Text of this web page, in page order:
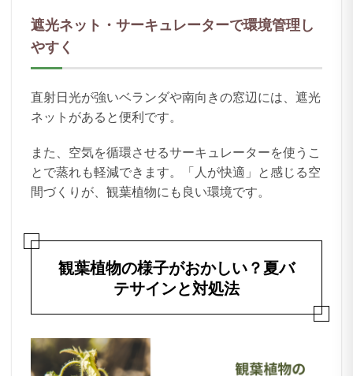
遮光ネット・サーキュレーターで環境管理し
やすく
直射日光が強いベランダや南向きの窓辺には、遮光
ネットがあると便利です。
また、空気を循環させるサーキュレーターを使うこ
とで蒸れも軽減できます。「人が快適」と感じる空
間づくりが、観葉植物にも良い環境です。
観葉植物の様子がおかしい？夏バ
テサインと対処法